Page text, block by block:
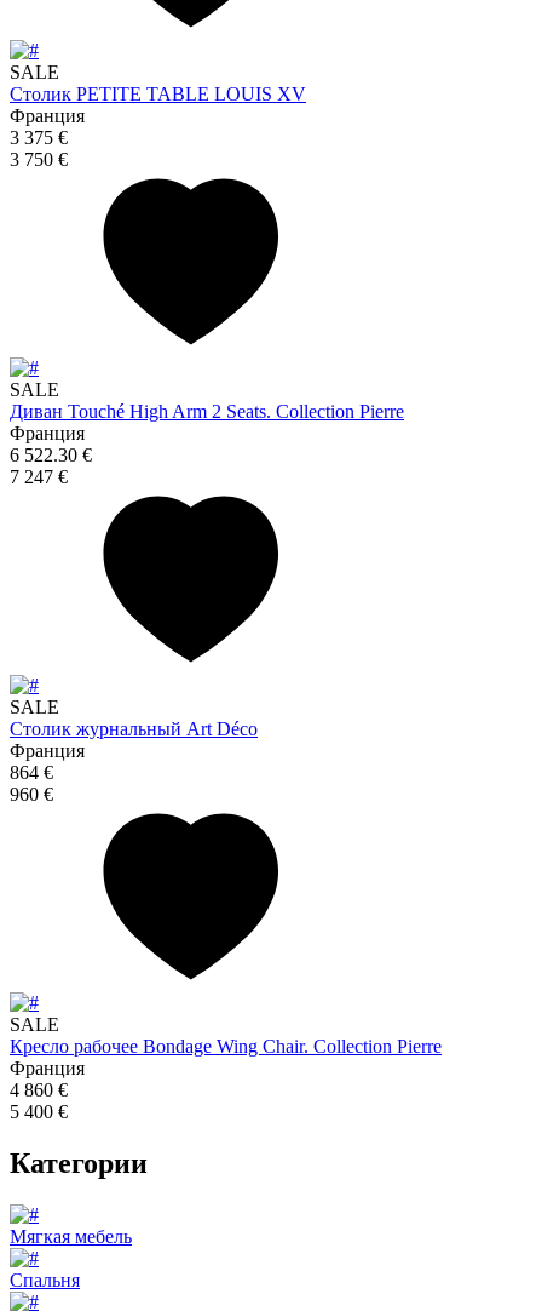
SALE
Столик PETITE TABLE LOUIS XV
Франция
3 375 €
3 750 €
SALE
Диван Touché High Arm 2 Seats. Collection Pierre
Франция
6 522.30 €
7 247 €
SALE
Столик журнальный Art Déco
Франция
864 €
960 €
SALE
Кресло рабочее Bondage Wing Chair. Collection Pierre
Франция
4 860 €
5 400 €
Категории
Мягкая мебель
Спальня